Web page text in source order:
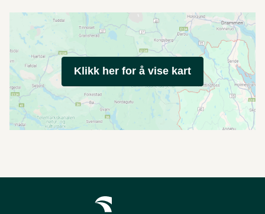
Klikk her for å vise kart